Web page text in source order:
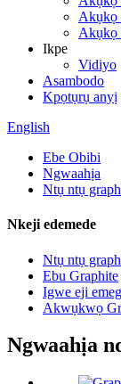
Akụkọ
Akụkọ
Ikpe
Vidiyo
Asambodo
Kpọtụrụ anyị
English
Ebe Obibi
Ngwaahịa
Ntụ ntụ
Nkeji edemede
Ntụ ntụ
Ebu Graphite
Igwe eji
Akwụkwọ
Ngwaahịa